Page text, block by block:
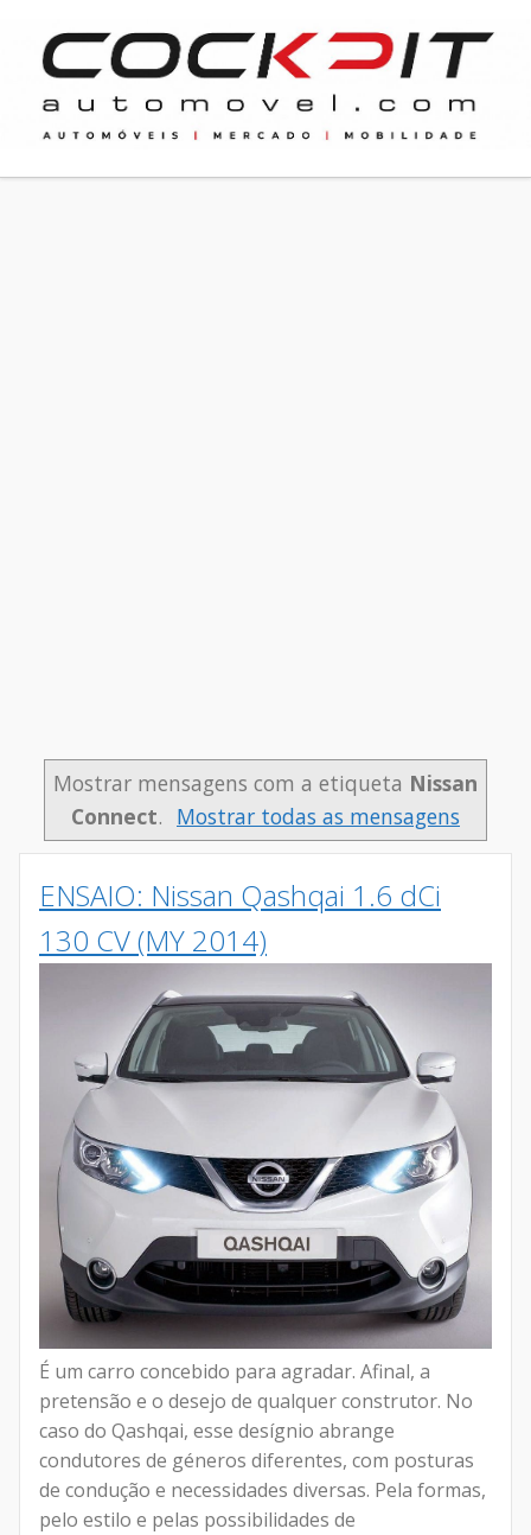
Mostrar mensagens com a etiqueta Nissan
Connect. Mostrar todas as mensagens
ENSAIO: Nissan Qashqai 1.6 dCi
130 CV (MY 2014)
É um carro concebido para agradar. Afinal, a
pretensão e o desejo de qualquer construtor. No
caso do Qashqai, esse desígnio abrange
condutores de géneros diferentes, com posturas
de condução e necessidades diversas. Pela formas,
pelo estilo e pelas possibilidades de